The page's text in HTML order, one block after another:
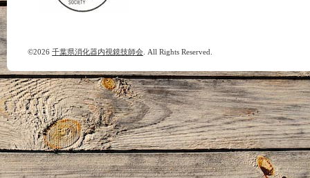
©2026 千葉県消化器内視鏡技師会 . All Rights Reserved.